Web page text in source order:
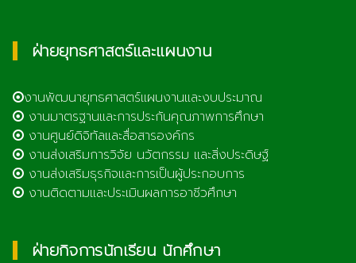
ฝ่ายยุทธศาสตร์และแผนงาน
งานพัฒนายุทธศาสตร์แผนงานและงบประมาณ
งานมาตรฐานและการประกันคุณภาพการศึกษา
งานศูนย์ดิจิทัลและสื่อสารองค์กร
งานส่งเสริมการวิจัย นวัตกรรม และสิ่งประดิษฐ์
งานส่งเสริมธุรกิจและการเป็นผู้ประกอบการ
งานติดตามและประเมินผลการอาชีวศึกษา
ฝ่ายกิจการนักเรียน นักศึกษา